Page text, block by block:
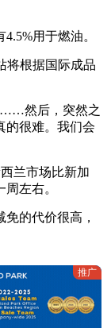
用于燃油。
将根据国际成品
……然后，突然之
的很难。我们会
兰市场比新加
左右。
的代价很高，
推广